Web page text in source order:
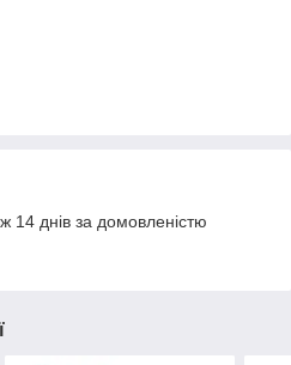
14 днів за домовленістю